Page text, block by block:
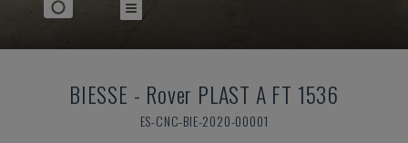
BIESSE - Rover PLAST A FT 1536
ES-CNC-BIE-2020-00001